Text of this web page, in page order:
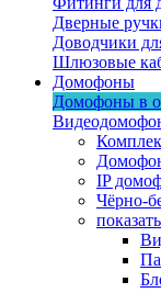
Дверные
Доводчики
Шлюзовые
Домофоны
Домофоны в
IP
Чёрно-